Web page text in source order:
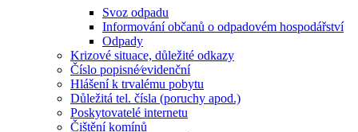
Svoz odpadu
Informování občanů o odpadovém hospodářství
Odpady
Krizové situace, důležité odkazy
Číslo popisné⁄evidenční
Hlášení k trvalému pobytu
Důležitá tel. čísla (poruchy apod.)
Poskytovatelé internetu
Čištění komínů